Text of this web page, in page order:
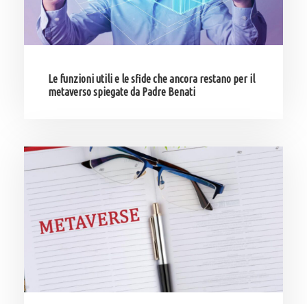
Le funzioni utili e le sfide che ancora restano per il
metaverso spiegate da Padre Benati